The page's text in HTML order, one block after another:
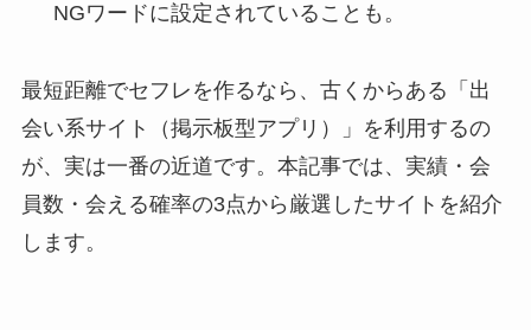
NGワードに設定されていることも。
最短距離でセフレを作るなら、古くからある「出
会い系サイト（掲示板型アプリ）」を利用するの
が、実は一番の近道です。本記事では、実績・会
員数・会える確率の3点から厳選したサイトを紹介
します。